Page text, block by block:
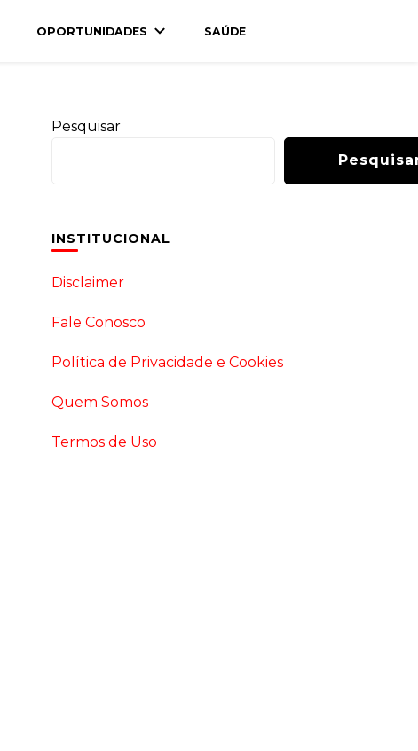
OPORTUNIDADES SAÚDE
Pesquisar
INSTITUCIONAL
Disclaimer
Fale Conosco
Política de Privacidade e Cookies
Quem Somos
Termos de Uso